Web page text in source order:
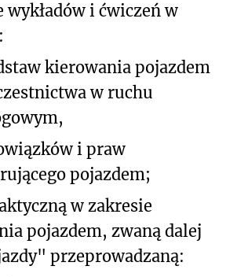
i ćwiczeń w
kierowania pojazdem
w ruchu
i praw
pojazdem;
w zakresie
pojazdem, zwaną dalej
przeprowadzaną: